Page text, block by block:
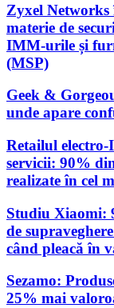
Zyxel Networks
materie de
IMM-urile și
(MSP)
Geek &
unde apare
Retailul
servicii: 90%
realizate în cel
Studiu Xiaomi:
de
când pleacă în
Sezamo:
25% mai